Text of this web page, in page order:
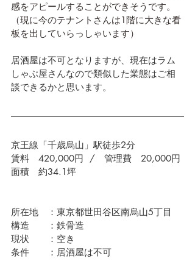
感をアピールすることができそうです。
（現に今のテナントさんは1階に大きな看
板を出していらっしゃいます）
居酒屋は不可となりますが、現在はラム
しゃぶ屋さんなので類似した業態はご相
談できるかと思います。
京王線「千歳烏山」駅徒歩2分
賃料　420,000円  /　管理費　20,000円
面積　約34.1坪
所在地　：東京都世田谷区南烏山5丁目
構造　　：鉄骨造
現状　　：空き
条件　　：居酒屋は不可